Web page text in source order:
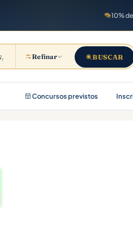
10%
Refinar BUSCAR
Concursos previstos